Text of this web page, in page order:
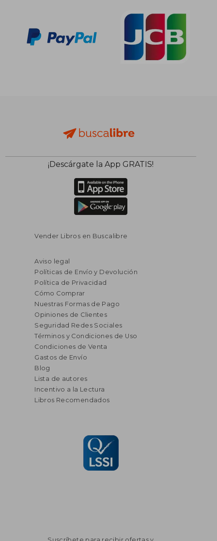
5%
dcto.
¡Descárgate la App GRATIS!
Vender Libros en Buscalibre
Aviso legal
Políticas de Envío y Devolución
Política de Privacidad
Cómo Comprar
Nuestras Formas de Pago
Opiniones de Clientes
Seguridad Redes Sociales
Términos y Condiciones de Uso
Condiciones de Venta
Gastos de Envío
Blog
Lista de autores
Incentivo a la Lectura
Libros Recomendados